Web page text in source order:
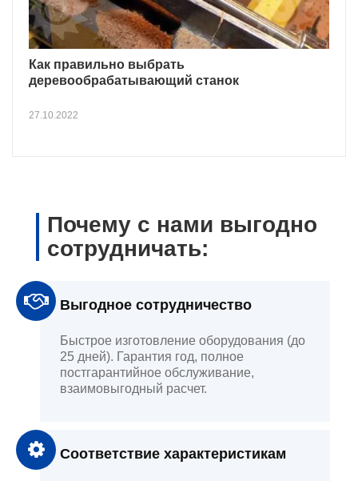
Как правильно выбрать
деревообрабатывающий станок
27.10.2022
Почему с нами выгодно
сотрудничать:
Выгодное сотрудничество
Быстрое изготовление оборудования (до
25 дней). Гарантия год, полное
постгарантийное обслуживание,
взаимовыгодный расчет.
Соответствие характеристикам